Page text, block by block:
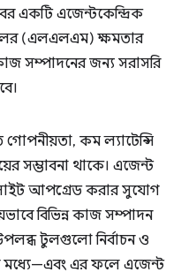
একটি এজেন্টকেন্দ্রিক
(এলএলএম) ক্ষমতার
সম্পাদনের জন্য সরাসরি
গোপনীয়তা, কম ল্যাটেন্সি
সম্ভাবনা থাকে। এজেন্ট
আপগ্রেড করার সুযোগ
বিভিন্ন কাজ সম্পাদন
টুলগুলো নির্বাচন ও
এর ফলে এজেন্ট